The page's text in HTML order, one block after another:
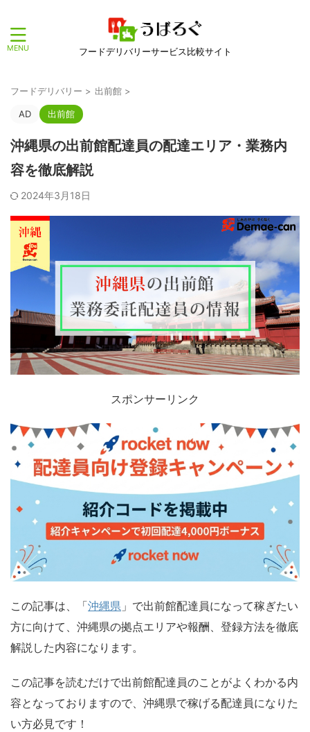
フードデリバリーサービス比較サイト
フードデリバリー > 出前館 >
AD 出前館
沖縄県の出前館配達員の配達エリア・業務内
容を徹底解説
2024年3月18日
スポンサーリンク
この記事は、「沖縄県 」で出前館配達員になって稼ぎたい
方に向けて、沖縄県の拠点エリアや報酬、登録方法を徹底
解説した内容になります。
この記事を読むだけで出前館配達員のことがよくわかる内
容となっておりますので、沖縄県で稼げる配達員になりた
い方必見です！